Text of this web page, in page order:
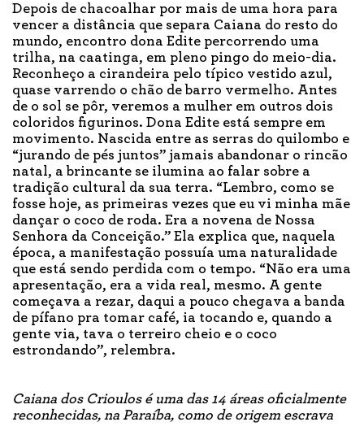
Depois de chacoalhar por mais de uma hora para
vencer a distância que separa Caiana do resto do
mundo, encontro dona Edite percorrendo uma
trilha, na caatinga, em pleno pingo do meio-dia.
Reconheço a cirandeira pelo típico vestido azul,
quase varrendo o chão de barro vermelho. Antes
de o sol se pôr, veremos a mulher em outros dois
coloridos figurinos. Dona Edite está sempre em
movimento. Nascida entre as serras do quilombo e
“jurando de pés juntos” jamais abandonar o rincão
natal, a brincante se ilumina ao falar sobre a
tradição cultural da sua terra. “Lembro, como se
fosse hoje, as primeiras vezes que eu vi minha mãe
dançar o coco de roda. Era a novena de Nossa
Senhora da Conceição.” Ela explica que, naquela
época, a manifestação possuía uma naturalidade
que está sendo perdida com o tempo. “Não era uma
apresentação, era a vida real, mesmo. A gente
começava a rezar, daqui a pouco chegava a banda
de pífano pra tomar café, ia tocando e, quando a
gente via, tava o terreiro cheio e o coco
estrondando”, relembra.
Caiana dos Crioulos é uma das 14 áreas oficialmente
reconhecidas, na Paraíba, como de origem escrava